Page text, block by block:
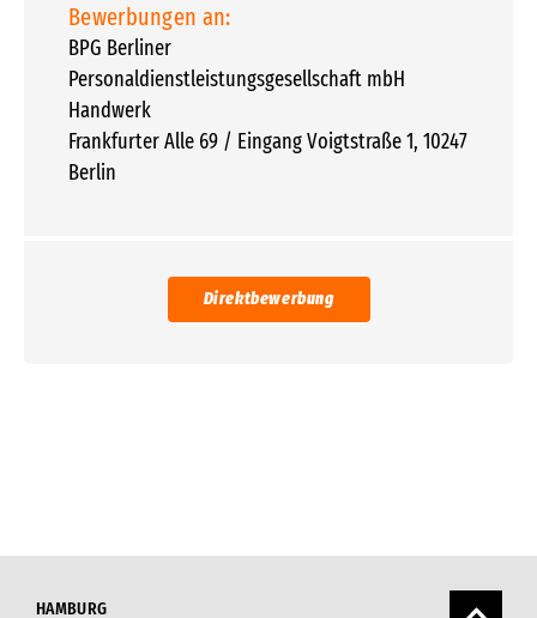
Bewerbungen an:
BPG Berliner
Personaldienstleistungsgesellschaft mbH
Handwerk
Frankfurter Alle 69 / Eingang Voigtstraße 1, 10247
Berlin
Direktbewerbung
HAMBURG